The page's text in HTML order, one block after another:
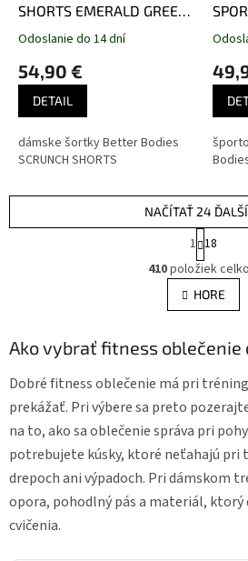
SHORTS EMERALD GREEN
– šortky Better Bodies
Odoslanie do 14 dní
54,90 €
DETAIL
dámske šortky Better Bodies
SCRUNCH SHORTS
O
v
l
á
a
i
p
r
v
k
y
v
NAČÍTAŤ 24
S
t
r
á
n
k
v
a
i
e
1 18
410položiek
HORE
Ako vybrať fitness oblečenie
Dobré fitness oblečenie má pri
prekážať. Pri výbere sa preto
na to, ako sa oblečenie správa pri
potrebujete kúsky, ktoré neťahajú pri
drepoch ani výpadoch. Pri dámskom
opora, pohodlný pás a materiál, ktorý
cvičenia.